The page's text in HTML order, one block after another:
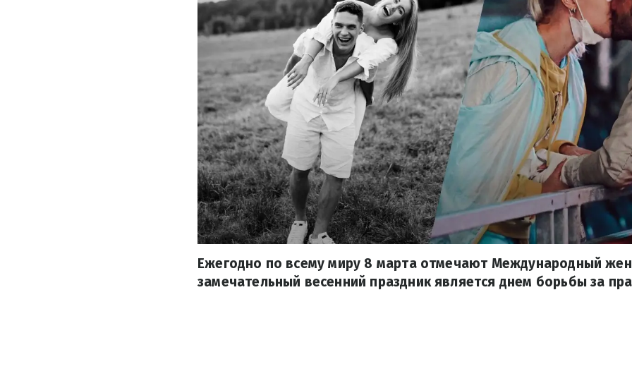
Ежегодно по всему миру 8 марта отмечают Международный
замечательный весенний праздник является днем борьбы за